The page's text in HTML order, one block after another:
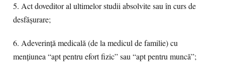
5. Act doveditor al ultimelor studii absolvite sau în curs de
desfășurare;
6. Adeverinţă medicală (de la medicul de familie) cu
menţiunea “apt pentru efort fizic” sau “apt pentru muncă”;